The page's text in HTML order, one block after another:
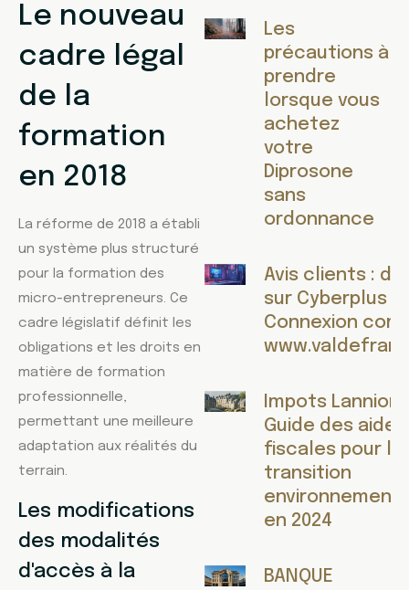
Le nouveau
cadre légal
de la
formation
en 2018
La réforme de 2018 a établi
un système plus structuré
pour la formation des
micro-entrepreneurs. Ce
cadre législatif définit les
obligations et les droits en
matière de formation
professionnelle,
permettant une meilleure
adaptation aux réalités du
terrain.
Les modifications
des modalités
d'accès à la
Les
précautions à
prendre
lorsque vous
achetez
votre
Diprosone
sans
ordonnance
Avis clients :
sur Cyberplus
Connexion
Impots Lannion :
Guide des aides
fiscales pour la
transition
en 2024
BANQUE